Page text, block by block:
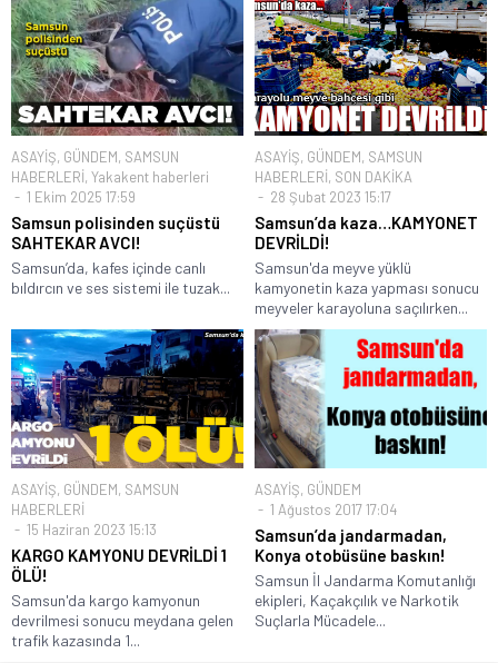
ASAYİŞ, GÜNDEM, SAMSUN
HABERLERİ, Yakakent haberleri
1 Ekim 2025 17:59
Samsun polisinden suçüstü
SAHTEKAR AVCI!
Samsun’da, kafes içinde canlı
bıldırcın ve ses sistemi ile tuzak...
ASAYİŞ, GÜNDEM, SAMSUN
HABERLERİ, SON DAKİKA
28 Şubat 2023 15:17
Samsun’da kaza…KAMYONET
DEVRİLDİ!
Samsun'da meyve yüklü
kamyonetin kaza yapması sonucu
meyveler karayoluna saçılırken...
ASAYİŞ, GÜNDEM, SAMSUN
HABERLERİ
15 Haziran 2023 15:13
KARGO KAMYONU DEVRİLDİ 1
ÖLÜ!
Samsun'da kargo kamyonun
devrilmesi sonucu meydana gelen
trafik kazasında 1...
ASAYİŞ, GÜNDEM
1 Ağustos 2017 17:04
Samsun’da jandarmadan,
Konya otobüsüne baskın!
Samsun İl Jandarma Komutanlığı
ekipleri, Kaçakçılık ve Narkotik
Suçlarla Mücadele...